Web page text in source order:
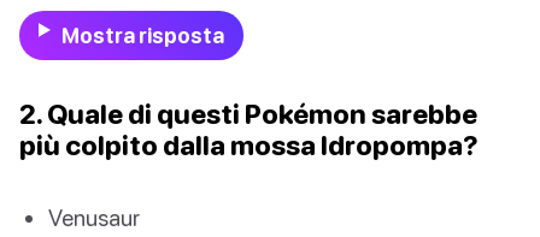
Mostra risposta
2. Quale di questi Pokémon sarebbe
più colpito dalla mossa Idropompa?
Venusaur